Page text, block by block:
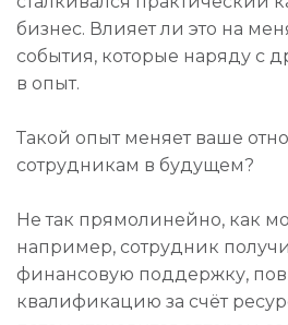
бизнес. Влияет ли это на
события, которые наряду с
в опыт.
Такой опыт меняет ваше
сотрудникам в будущем?
Не так прямолинейно, как
например, сотрудник
финансовую поддержку,
квалификацию за счёт